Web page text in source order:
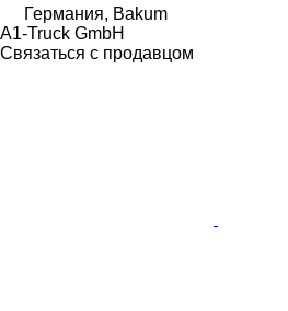
Германия, Bakum
A1-Truck GmbH
Связаться с продавцом